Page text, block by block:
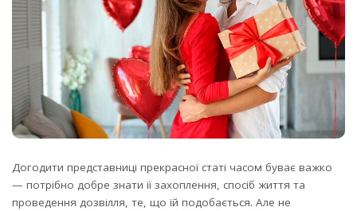
Догодити представниці прекрасної статі часом буває важко
— потрібно добре знати її захоплення, спосіб життя та
проведення дозвілля, те, що їй подобається. Але не